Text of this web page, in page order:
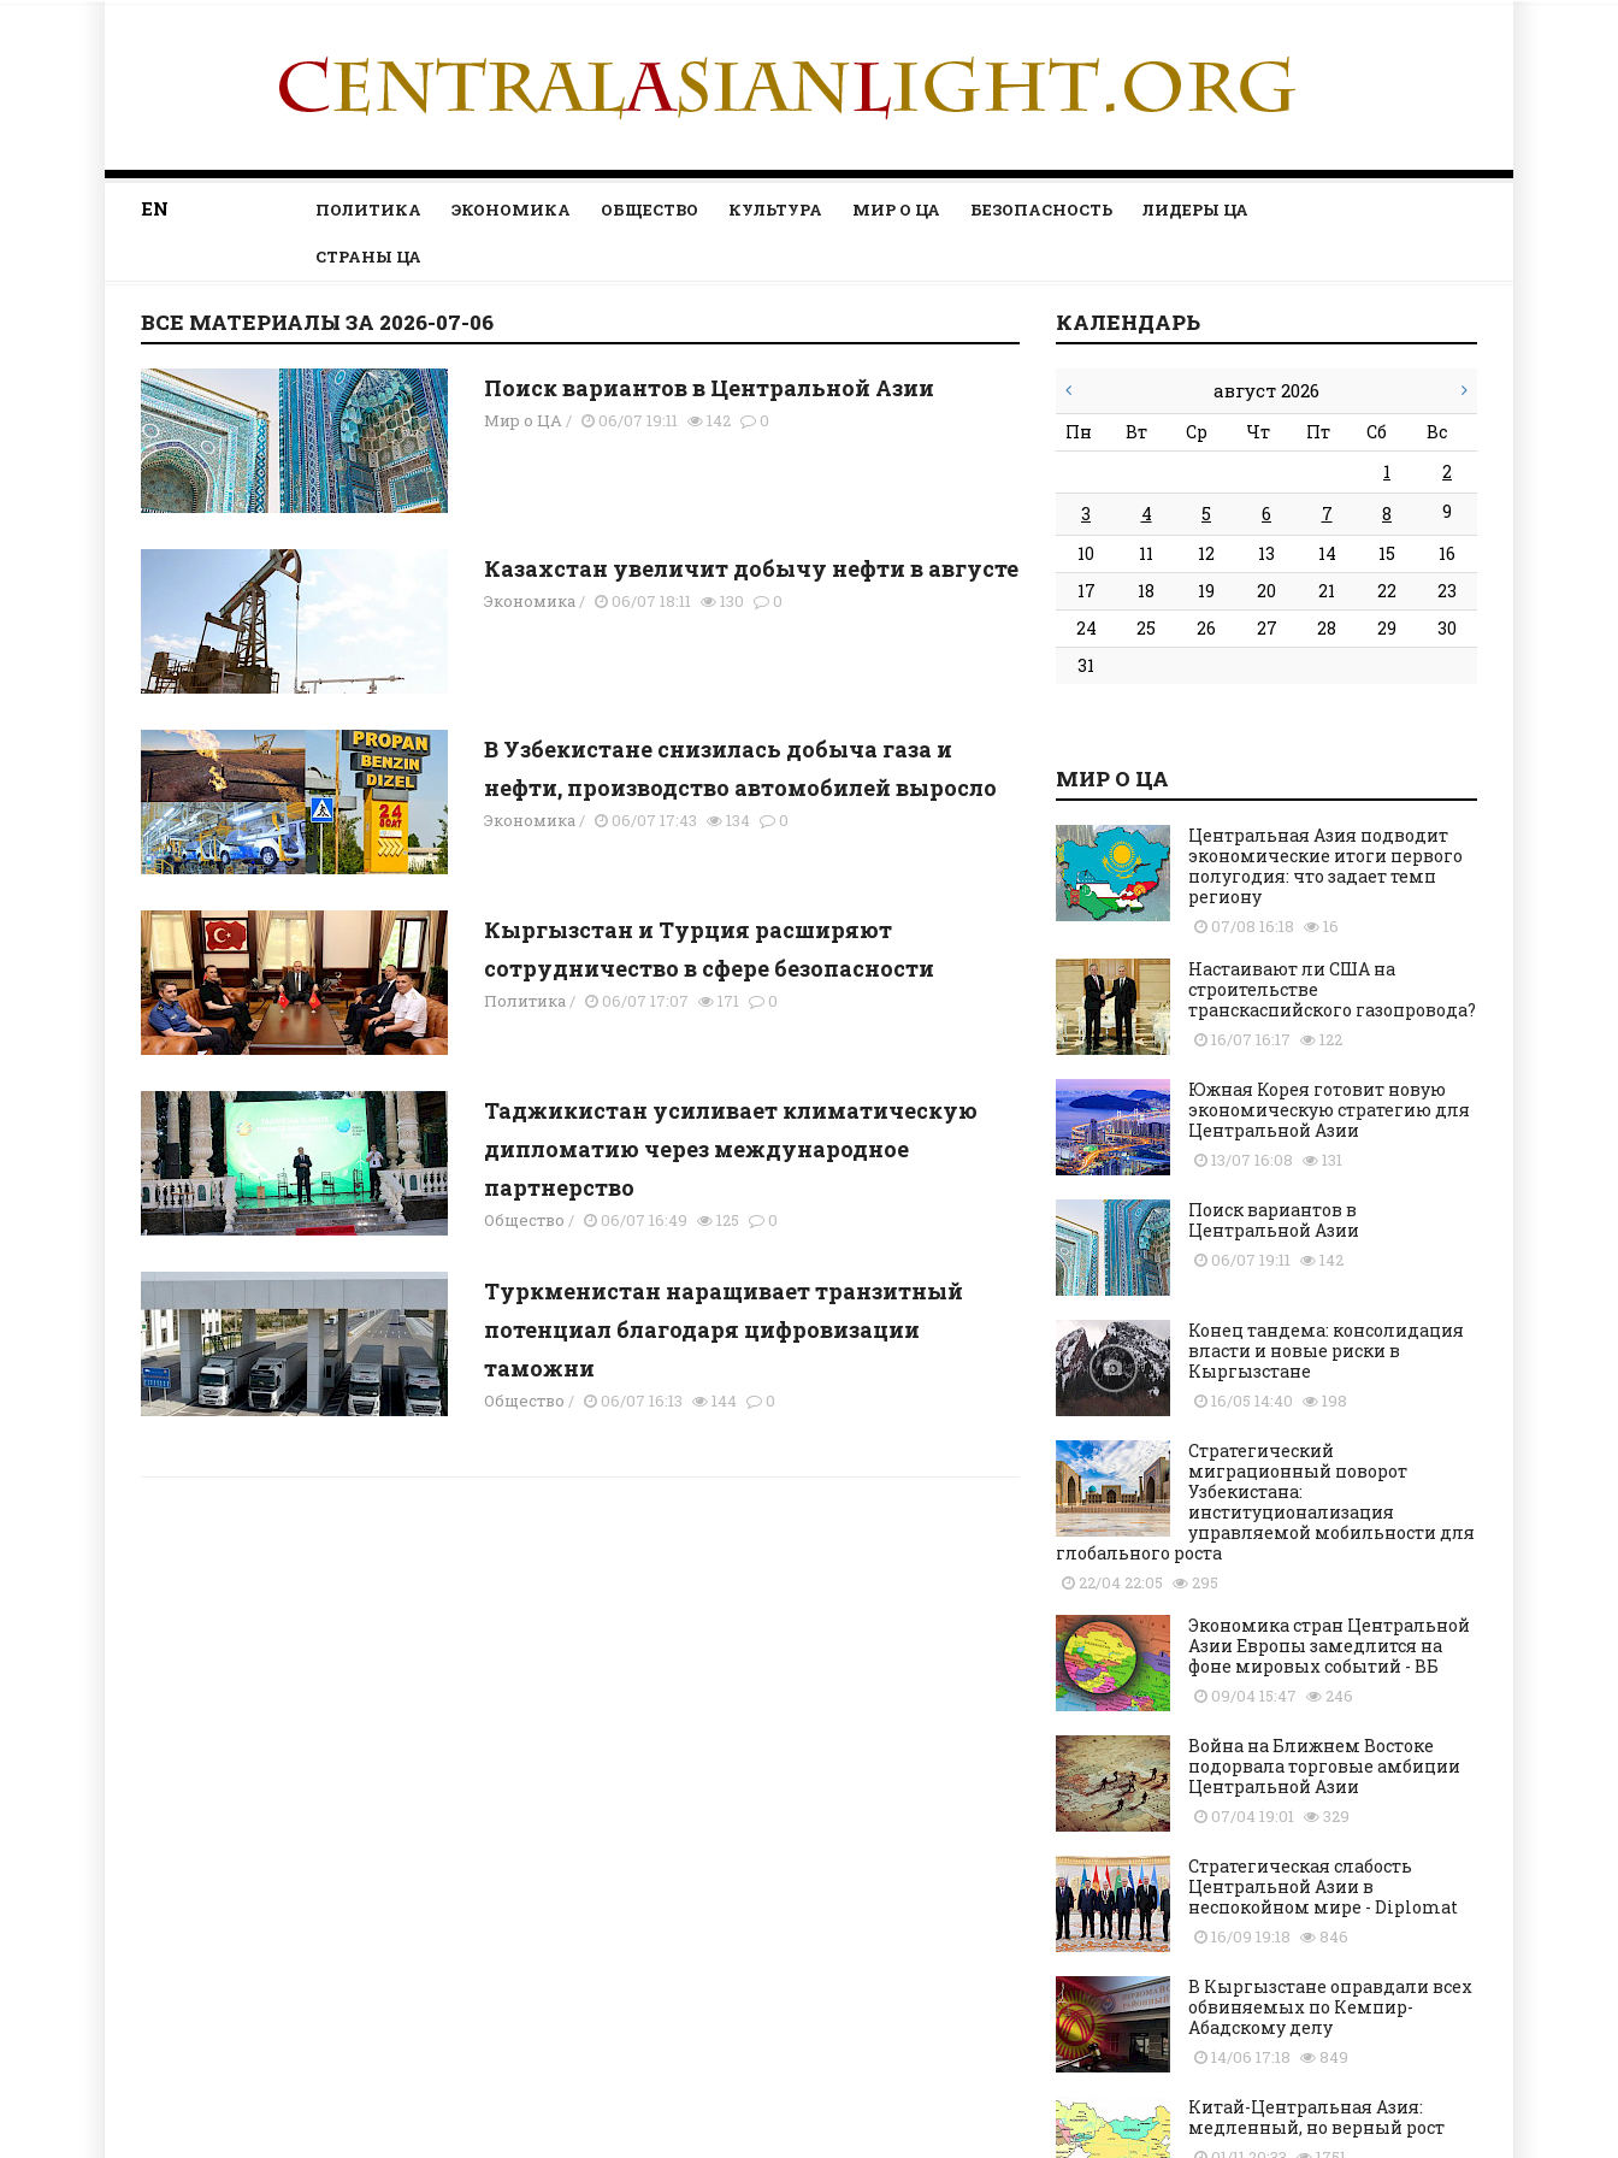
EN ПОЛИТИКА ЭКОНОМИКА ОБЩЕСТВО КУЛЬТУРА МИР О ЦА БЕЗОПАСНОСТЬ ЛИДЕРЫ ЦА
СТРАНЫ ЦА
ВСЕ МАТЕРИАЛЫ ЗА 2026-07-06
Поиск вариантов в Центральной Азии
Мир о ЦА/ 06/07 19:11 142 0
Казахстан увеличит добычу нефти в августе
Экономика/ 06/07 18:11 130 0
В Узбекистане снизилась добыча газа и
нефти, производство автомобилей выросло
Экономика/ 06/07 17:43 134 0
Кыргызстан и Турция расширяют
сотрудничество в сфере безопасности
Политика/ 06/07 17:07 171 0
Таджикистан усиливает климатическую
дипломатию через международное
партнерство
Общество / 06/07 16:49 125 0
Туркменистан наращивает транзитный
потенциал благодаря цифровизации
таможни
Общество / 06/07 16:13 144 0
КАЛЕНДАРЬ
август 2026
Пн Вт Ср Чт Пт Сб
Вс
1
2
3
4 5 6 7 8
9
10
11 12 13 14 15
16
17
18 19 20 21 22
23
24
25 26 27 28 29
30
31
МИР О ЦА
Центральная Азия подводит
экономические итоги первого
полугодия: что задает темп
региону
07/08 16:18 16
Настаивают ли США на
строительстве
транскаспийского газопровода?
16/07 16:17 122
Южная Корея готовит новую
экономическую стратегию для
Центральной Азии
13/07 16:08 131
Поиск вариантов в
Центральной Азии
06/07 19:11 142
Конец тандема: консолидация
власти и новые риски в
Кыргызстане
16/05 14:40 198
Стратегический
миграционный поворот
Узбекистана:
институционализация
управляемой мобильности для
глобального роста
22/04 22:05 295
Экономика стран Центральной
Азии Европы замедлится на
фоне мировых событий - ВБ
09/04 15:47 246
Война на Ближнем Востоке
подорвала торговые амбиции
Центральной Азии
07/04 19:01 329
Стратегическая слабость
Центральной Азии в
неспокойном мире - Diplomat
16/09 19:18 846
В Кыргызстане оправдали всех
обвиняемых по Кемпир-
Абадскому делу
14/06 17:18 849
Китай-Центральная Азия:
медленный, но верный рост